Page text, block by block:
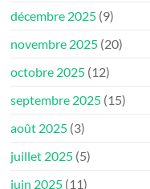
décembre 2025 (9)
novembre 2025 (20)
octobre 2025 (12)
septembre 2025 (15)
août 2025 (3)
juillet 2025 (5)
juin 2025 (11)